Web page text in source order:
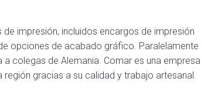
impresión, incluidos encargos de impresión
opciones de acabado gráfico. Paralelamente
colegas de Alemania. Comar es una empresa
gracias a su calidad y trabajo artesanal.